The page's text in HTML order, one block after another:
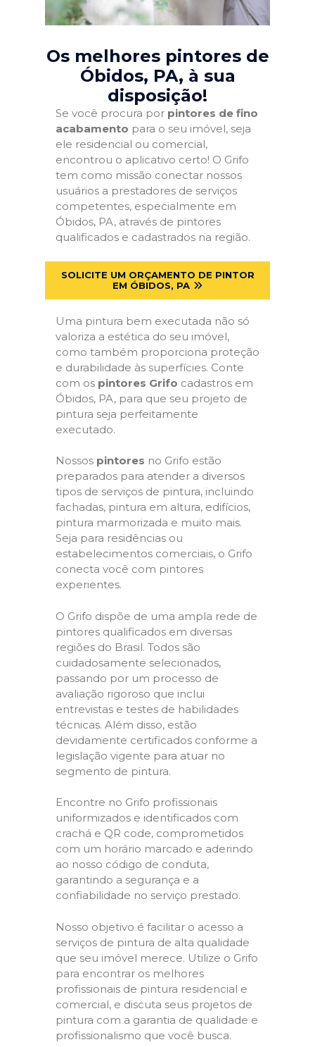
Os melhores pintores de
Óbidos, PA, à sua
disposição!
Se você procura por pintores de fino
acabamento para o seu imóvel, seja
ele residencial ou comercial,
encontrou o aplicativo certo! O Grifo
tem como missão conectar nossos
usuários a prestadores de serviços
competentes, especialmente em
Óbidos, PA, através de pintores
qualificados e cadastrados na região.
SOLICITE UM ORÇAMENTO DE PINTOR
EM ÓBIDOS, PA
Uma pintura bem executada não só
valoriza a estética do seu imóvel,
como também proporciona proteção
e durabilidade às superfícies. Conte
com os pintores Grifo cadastros em
Óbidos, PA, para que seu projeto de
pintura seja perfeitamente
executado.
Nossos pintores no Grifo estão
preparados para atender a diversos
tipos de serviços de pintura, incluindo
fachadas, pintura em altura, edifícios,
pintura marmorizada e muito mais.
Seja para residências ou
estabelecimentos comerciais, o Grifo
conecta você com pintores
experientes.
O Grifo dispõe de uma ampla rede de
pintores qualificados em diversas
regiões do Brasil. Todos são
cuidadosamente selecionados,
passando por um processo de
avaliação rigoroso que inclui
entrevistas e testes de habilidades
técnicas. Além disso, estão
devidamente certificados conforme a
legislação vigente para atuar no
segmento de pintura.
Encontre no Grifo profissionais
uniformizados e identificados com
crachá e QR code, comprometidos
com um horário marcado e aderindo
ao nosso código de conduta,
garantindo a segurança e a
confiabilidade no serviço prestado.
Nosso objetivo é facilitar o acesso a
serviços de pintura de alta qualidade
que seu imóvel merece. Utilize o Grifo
para encontrar os melhores
profissionais de pintura residencial e
comercial, e discuta seus projetos de
pintura com a garantia de qualidade e
profissionalismo que você busca.